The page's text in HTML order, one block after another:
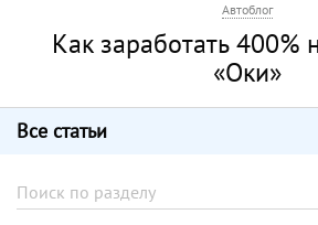
Автоблог
Как заработать 400%
«Оки»
Все статьи